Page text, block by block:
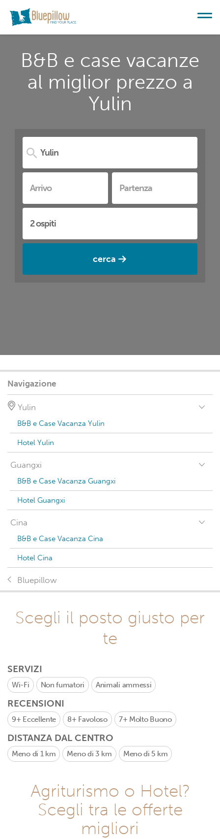
B&B e case vacanze
al miglior prezzo a
Yulin
cerca
Navigazione
Yulin
B&B e Case Vacanza Yulin
Hotel Yulin
Guangxi
B&B e Case Vacanza Guangxi
Hotel Guangxi
Cina
B&B e Case Vacanza Cina
Hotel Cina
Bluepillow
Scegli il posto giusto per
te
SERVIZI
Wi-Fi Non fumatori Animali ammessi
RECENSIONI
9+ Eccellente 8+ Favoloso 7+ Molto Buono
DISTANZA DAL CENTRO
Meno di 1 km Meno di 3 km Meno di 5 km
Agriturismo o Hotel?
Scegli tra le offerte
migliori